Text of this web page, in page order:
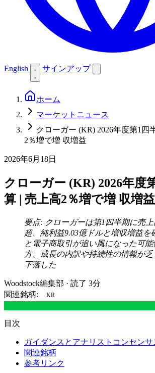
English サインアップ
ホーム
マーケットニュース
クローガー (KR) 2026年度第1四
2％増で増 収増益
2026年6月18日
クローガー (KR) 2026年度
算 | 売上高2％増で増 収増益
要点: クローガーは第1四半期に売
超、純利益9.03億ドルと増収増益を
と電子商取引が追い風になった可
方、成長の内訳や持続性の情報が
下落した
Woodstock編集部 · 読了 3分
関連銘柄:
KR
目次
ガイダンスとアナリストコンセンサ
関連銘柄
参考リンク